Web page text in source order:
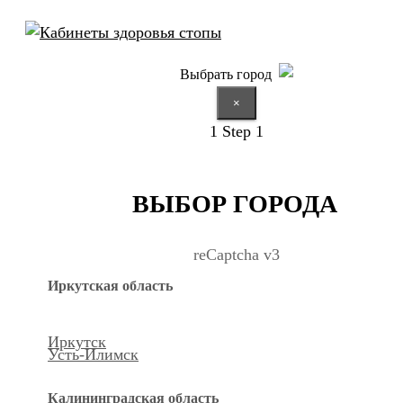
Выбрать город
×
1 Step 1
ВЫБОР ГОРОДА
reCaptcha v3
Иркутская область
Иркутск
Усть-Илимск
Калининградская область